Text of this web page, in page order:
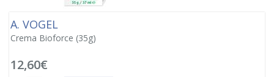
A. VOGEL
Crema Bioforce (35g)
12,60€